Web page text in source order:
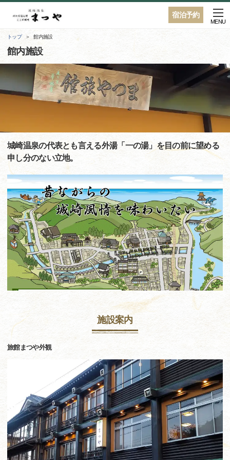
宿泊予約
MENU
トップ 館内施設
館内施設
城崎温泉の代表とも言える外湯「一の湯」を目の前に望める
申し分のない立地。
施設案内
旅館まつや外観